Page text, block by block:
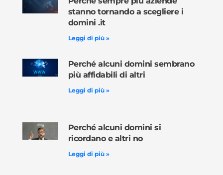
stanno tornando a scegliere i
domini .it
Leggi di più »
Perché alcuni domini sembrano
più affidabili di altri
Leggi di più »
Perché alcuni domini si
ricordano e altri no
Leggi di più »